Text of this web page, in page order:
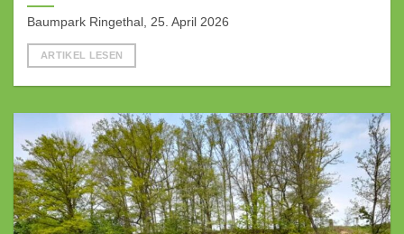
Baumpark Ringethal, 25. April 2026
ARTIKEL LESEN